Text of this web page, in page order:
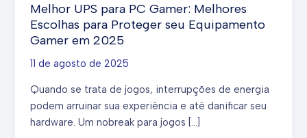
Melhor UPS para PC Gamer: Melhores
Escolhas para Proteger seu Equipamento
Gamer em 2025
11 de agosto de 2025
Quando se trata de jogos, interrupções de energia
podem arruinar sua experiência e até danificar seu
hardware. Um nobreak para jogos […]